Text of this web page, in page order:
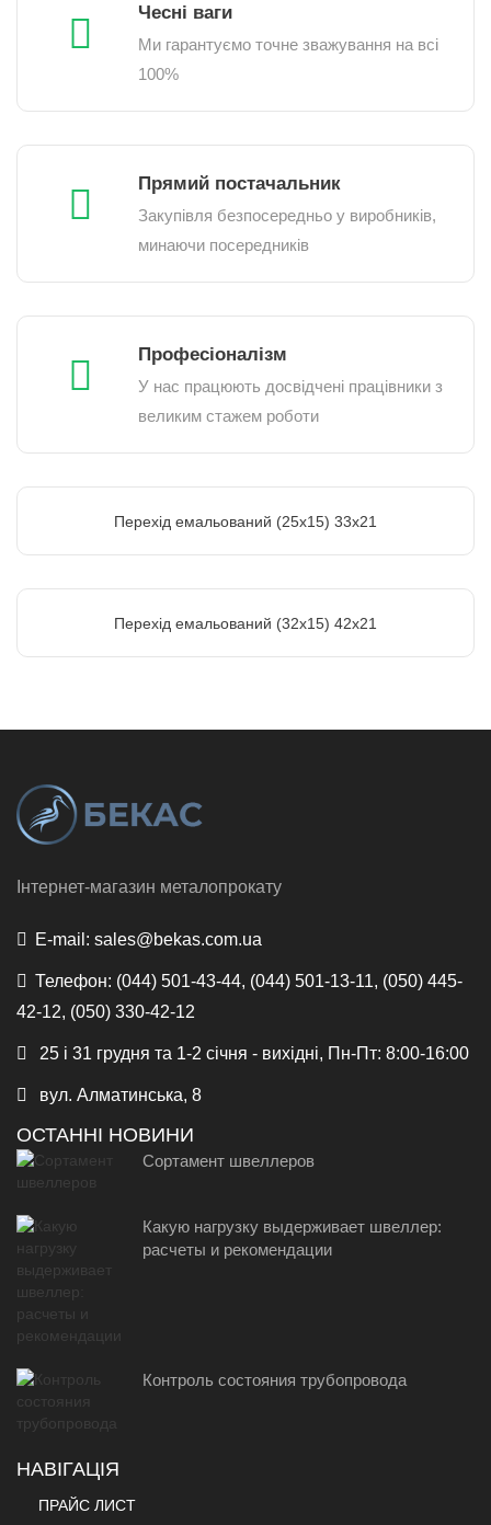
Чесні ваги
Ми гарантуємо точне зважування на всі
100%
Прямий постачальник
Закупівля безпосередньо у виробників,
минаючи посередників
Професіоналізм
У нас працюють досвідчені працівники з
великим стажем роботи
Перехід емальований (25х15) 33х21
Перехід емальований (32х15) 42х21
Інтернет-магазин металопрокату
E-mail: sales@bekas.com.ua
Телефон: (044) 501-43-44, (044) 501-13-11, (050) 445-
42-12, (050) 330-42-12
25 і 31 грудня та 1-2 січня - вихідні, Пн-Пт: 8:00-16:00
вул. Алматинська, 8
ОСТАННІ НОВИНИ
Сортамент швеллеров
Какую нагрузку выдерживает швеллер:
расчеты и рекомендации
Контроль состояния трубопровода
НАВІГАЦІЯ
ПРАЙС ЛИСТ